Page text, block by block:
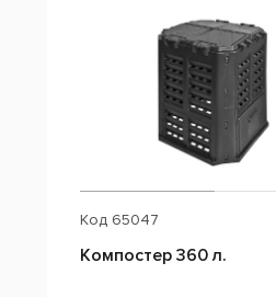
Код 65047
Компостер 360 л.